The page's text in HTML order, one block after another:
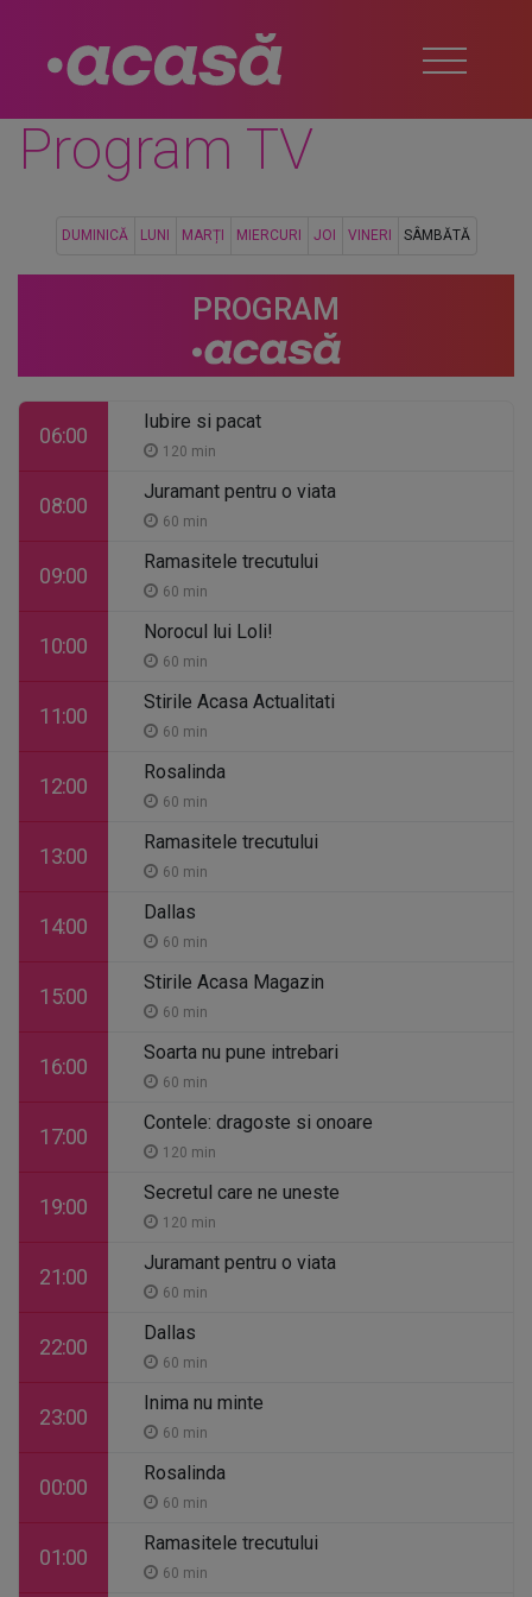
Program TV
DUMINICĂ LUNI MARȚI MIERCURI JOI VINERI SÂMBĂTĂ
PROGRAM
06:00
Iubire si pacat
120 min
08:00
Juramant pentru o viata
60 min
09:00
Ramasitele trecutului
60 min
10:00
Norocul lui Loli!
60 min
11:00
Stirile Acasa Actualitati
60 min
12:00
Rosalinda
60 min
13:00
Ramasitele trecutului
60 min
14:00
Dallas
60 min
15:00
Stirile Acasa Magazin
60 min
16:00
Soarta nu pune intrebari
60 min
17:00
Contele: dragoste si onoare
120 min
19:00
Secretul care ne uneste
120 min
21:00
Juramant pentru o viata
60 min
22:00
Dallas
60 min
23:00
Inima nu minte
60 min
00:00
Rosalinda
60 min
01:00
Ramasitele trecutului
60 min